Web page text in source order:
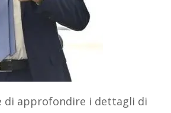
di approfondire i dettagli di